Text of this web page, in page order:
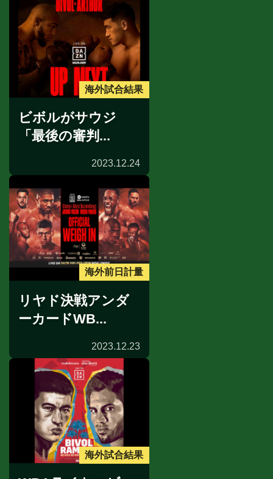
海外試合結果
ビボルがサウジ
「最後の審判...
2023.12.24
海外前日計量
リヤド決戦アンダ
ーカードWB...
2023.12.23
海外試合結果